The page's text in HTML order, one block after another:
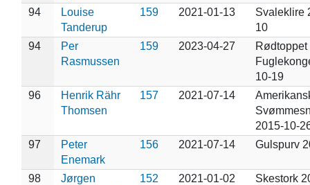
94
Louise
Tanderup
159 2021-01-13
Svaleklire
10
94
Per
Rasmussen
159 2023-04-27
Rødtoppet
10-19
96
Henrik Rähr
Thomsen
157 2021-07-14
2015-10-
97
Peter
Enemark
156 2021-07-14 Gulspurv
98
Jørgen
152 2021-01-02 Skestork